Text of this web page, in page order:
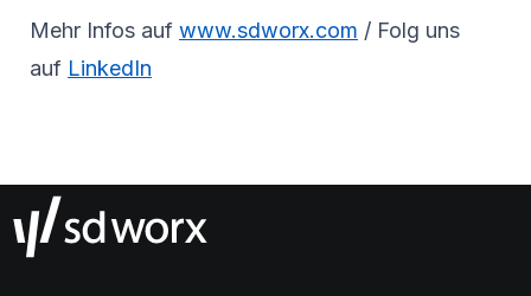
Mehr Infos auf www.sdworx.com / Folg uns
auf LinkedIn